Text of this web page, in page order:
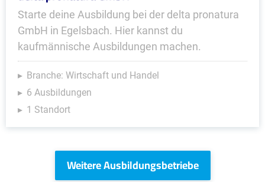
Starte deine Ausbildung bei der delta pronatura
GmbH in Egelsbach. Hier kannst du
kaufmännische Ausbildungen machen.
Branche: Wirtschaft und Handel
6 Ausbildungen
1 Standort
Weitere Ausbildungsbetriebe